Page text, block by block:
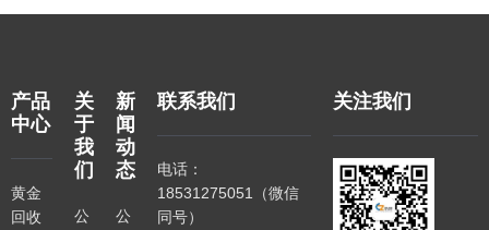
产品
中心
黄金
回收
关
于
我
们
公
新
闻
动
态
公
联系我们
电话：
18531275051（微信
同号）
关注我们